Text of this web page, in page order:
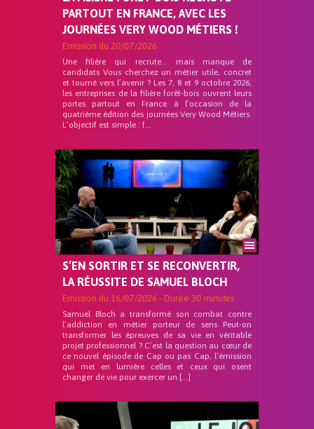
PARTOUT EN FRANCE, AVEC LES
JOURNÉES VERY WOOD MÉTIERS !
Emission du 20/07/2026
Une filière qui recrute… mais manque de
candidats Vous cherchez un métier utile, concret
et tourné vers l’avenir ? Les 7, 8 et 9 octobre 2026,
les entreprises de la filière forêt-bois ouvrent leurs
portes partout en France à l’occasion de la
quatrième édition des journées Very Wood Métiers.
L’objectif est simple : f...
S’EN SORTIR ET SE RECONVERTIR,
LA RÉUSSITE DE SAMUEL BLOCH
Emission du 16/07/2026 - Durée 30 minutes
Samuel Bloch a transformé son combat contre
l’addiction en métier porteur de sens Peut-on
transformer les épreuves de sa vie en véritable
projet professionnel ? C’est la question au cœur de
ce nouvel épisode de Cap ou pas Cap, l’émission
qui met en lumière celles et ceux qui osent
changer de vie pour exercer un […]